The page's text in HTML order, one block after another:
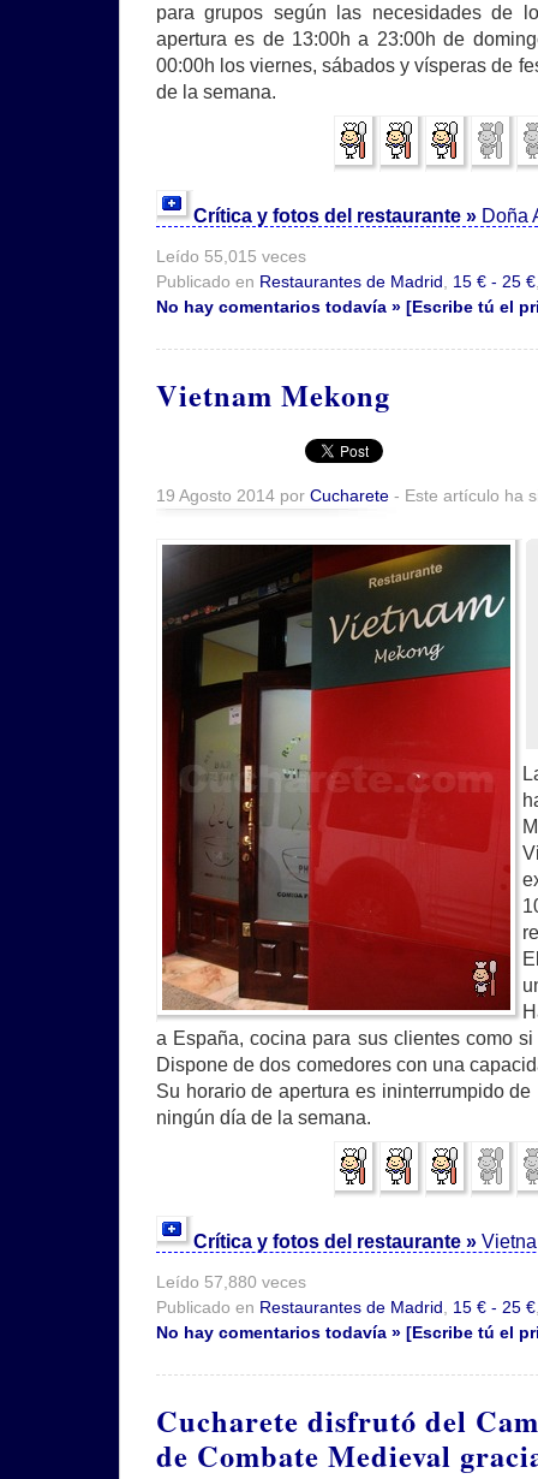
para grupos según las necesidades de
apertura es de 13:00h a 23:00h de
00:00h los viernes, sábados y vísperas de
de la semana.
Crítica y fotos del restaurante » Doña
Leído 55,015 veces
Publicado en Restaurantes de Madrid 15 € - 25 €
No hay comentarios todavía » [Escribe tú el
Vietnam Mekong
19 Agosto 2014 por Cucharete - Este artículo ha
a España, cocina para sus clientes como
Dispone de dos comedores con una
Su horario de apertura es ininterrumpido
ningún día de la semana.
Crítica y fotos del restaurante »
Leído 57,880 veces
Publicado en Restaurantes de Madrid 15 € - 25 €
No hay comentarios todavía » [Escribe tú el
Cucharete disfrutó del
de Combate Medieval